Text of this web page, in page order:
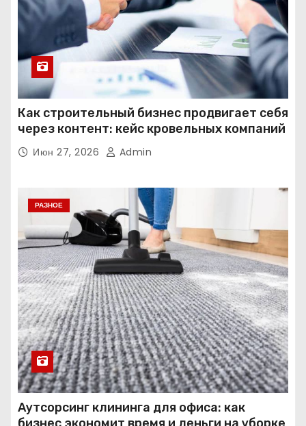
Как строительный бизнес продвигает себя
через контент: кейс кровельных компаний
Июн 27, 2026 Admin
РАЗНОЕ
Аутсорсинг клининга для офиса: как